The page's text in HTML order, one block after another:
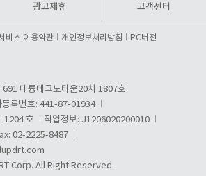
광고제휴 고객센터
비스 이용약관 개인정보처리방침 PC버전
691 대륭테크노타운20차 1807호
등록번호: 441-87-01934
1204 호
직업정보: J1206020200010
02-2225-8487
Corp. All Right Reserved.